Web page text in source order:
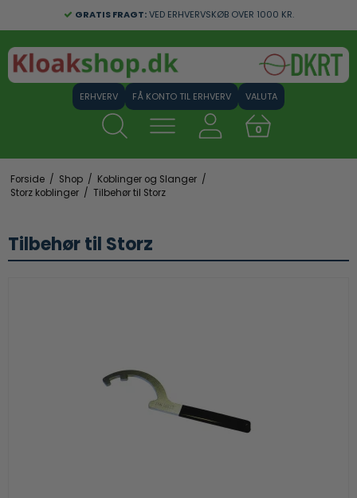
GRATIS FRAGT:VED ERHVERVSKØB OVER 1000 KR.
FÅ KONTO TIL ERHVERV VALUTA
0
Forside / Shop / Koblinger og Slanger /
Storz koblinger / Tilbehør til Storz
Tilbehør til Storz